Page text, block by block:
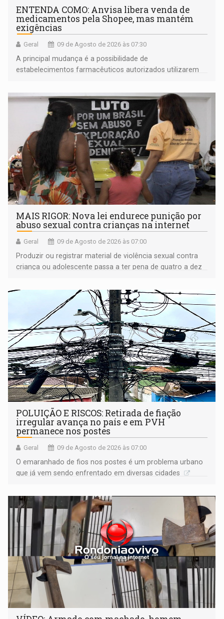
ENTENDA COMO: Anvisa libera venda de
medicamentos pela Shopee, mas mantém
exigências
Geral 09 de Agosto de 2026 às 07:30
A principal mudança é a possibilidade de
estabelecimentos farmacêuticos autorizados utilizarem
MAIS RIGOR: Nova lei endurece punição por
abuso sexual contra crianças na internet
Geral 09 de Agosto de 2026 às 07:00
Produzir ou registrar material de violência sexual contra
criança ou adolescente passa a ter pena de quatro a dez
POLUIÇÃO E RISCOS: Retirada de fiação
irregular avança no país e em PVH
permanece nos postes
Geral 09 de Agosto de 2026 às 07:00
O emaranhado de fios nos postes é um problema urbano
que já vem sendo enfrentado em diversas cidades